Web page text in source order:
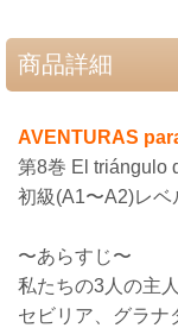
商品詳細
AVENTURAS
第8巻 El triángulo
初級(A1〜A2)レベ
〜あらすじ〜
私たちの3人の主
セビリア、グラナ